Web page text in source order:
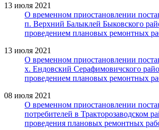
13 июля 2021
О временном приостановлении
п. Верхний Балыклей Быковского
проведением плановых ремонтных
13 июля 2021
О временном приостановлении
х. Ендовский Серафимовичского
проведением плановых ремонтных
08 июля 2021
О временном приостановлении
потребителей в Тракторозаводском
проведения плановых ремонтных